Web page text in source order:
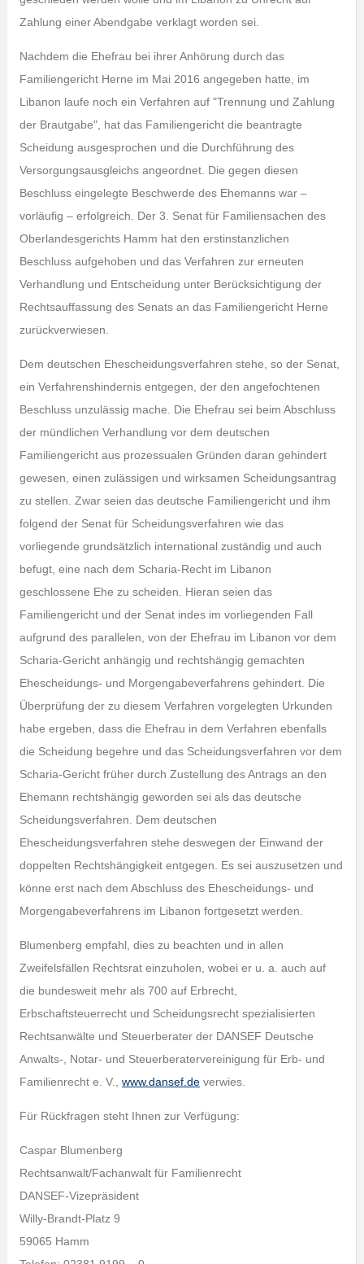
Zahlung einer Abendgabe verklagt worden sei.
Nachdem die Ehefrau bei ihrer Anhörung durch das
Familiengericht Herne im Mai 2016 angegeben hatte, im
Libanon laufe noch ein Verfahren auf ʺTrennung und Zahlung
der Brautgabeʺ, hat das Familiengericht die beantragte
Scheidung ausgesprochen und die Durchführung des
Versorgungsausgleichs angeordnet. Die gegen diesen
Beschluss eingelegte Beschwerde des Ehemanns war –
vorläufig – erfolgreich. Der 3. Senat für Familiensachen des
Oberlandesgerichts Hamm hat den erstinstanzlichen
Beschluss aufgehoben und das Verfahren zur erneuten
Verhandlung und Entscheidung unter Berücksichtigung der
Rechtsauffassung des Senats an das Familiengericht Herne
zurückverwiesen.
Dem deutschen Ehescheidungsverfahren stehe, so der Senat,
ein Verfahrenshindernis entgegen, der den angefochtenen
Beschluss unzulässig mache. Die Ehefrau sei beim Abschluss
der mündlichen Verhandlung vor dem deutschen
Familiengericht aus prozessualen Gründen daran gehindert
gewesen, einen zulässigen und wirksamen Scheidungsantrag
zu stellen. Zwar seien das deutsche Familiengericht und ihm
folgend der Senat für Scheidungsverfahren wie das
vorliegende grundsätzlich international zuständig und auch
befugt, eine nach dem Scharia-Recht im Libanon
geschlossene Ehe zu scheiden. Hieran seien das
Familiengericht und der Senat indes im vorliegenden Fall
aufgrund des parallelen, von der Ehefrau im Libanon vor dem
Scharia-Gericht anhängig und rechtshängig gemachten
Ehescheidungs- und Morgengabeverfahrens gehindert. Die
Überprüfung der zu diesem Verfahren vorgelegten Urkunden
habe ergeben, dass die Ehefrau in dem Verfahren ebenfalls
die Scheidung begehre und das Scheidungsverfahren vor dem
Scharia-Gericht früher durch Zustellung des Antrags an den
Ehemann rechtshängig geworden sei als das deutsche
Scheidungsverfahren. Dem deutschen
Ehescheidungsverfahren stehe deswegen der Einwand der
doppelten Rechtshängigkeit entgegen. Es sei auszusetzen und
könne erst nach dem Abschluss des Ehescheidungs- und
Morgengabeverfahrens im Libanon fortgesetzt werden.
Blumenberg empfahl, dies zu beachten und in allen
Zweifelsfällen Rechtsrat einzuholen, wobei er u. a. auch auf
die bundesweit mehr als 700 auf Erbrecht,
Erbschaftsteuerrecht und Scheidungsrecht spezialisierten
Rechtsanwälte und Steuerberater der DANSEF Deutsche
Anwalts-, Notar- und Steuerberatervereinigung für Erb- und
Familienrecht e. V., www.dansef.deverwies.
Für Rückfragen steht Ihnen zur Verfügung:
Caspar Blumenberg
Rechtsanwalt/Fachanwalt für Familienrecht
DANSEF-Vizepräsident
Willy-Brandt-Platz 9
59065 Hamm